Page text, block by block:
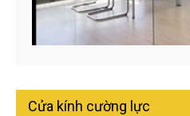
Cửa kính cường lực